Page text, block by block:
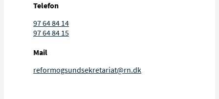
Telefon
97 64 84 14
97 64 84 15
Mail
reformogsundsekretariat@rn.dk